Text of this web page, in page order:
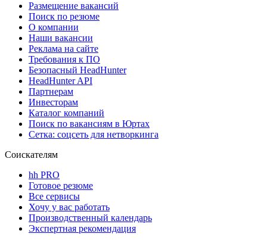
Размещение вакансий
Поиск по резюме
О компании
Наши вакансии
Реклама на сайте
Требования к ПО
Безопасный HeadHunter
HeadHunter API
Партнерам
Инвесторам
Каталог компаний
Поиск по вакансиям в Юртах
Сетка: соцсеть для нетворкинга
Соискателям
hh PRO
Готовое резюме
Все сервисы
Хочу у вас работать
Производственный календарь
Экспертная рекомендация